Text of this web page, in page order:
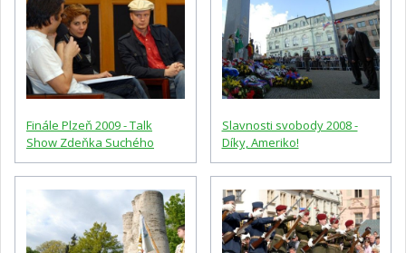
Finále Plzeň 2009 - Talk
Show Zdeňka Suchého
Slavnosti svobody 2008 -
Díky, Ameriko!